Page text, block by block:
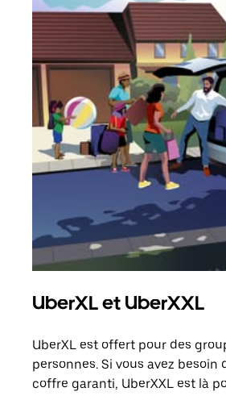
UberXL et UberXXL
UberXL est offert pour des
personnes. Si vous avez besoin
coffre garanti, UberXXL est là